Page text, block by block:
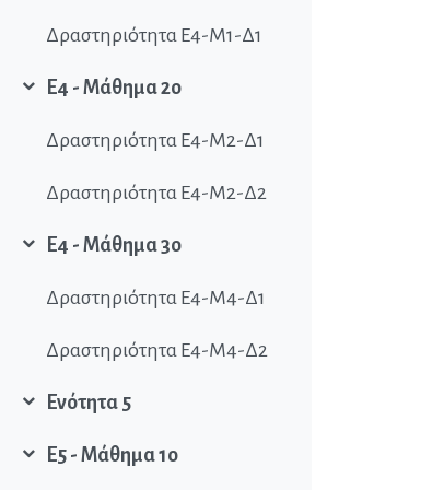
Δραστηριότητα Ε4-Μ1-Δ1
Collapse
Ε4 - Μάθημα 2ο
Δραστηριότητα Ε4-Μ2-Δ1
Δραστηριότητα Ε4-Μ2-Δ2
Collapse
Ε4 - Μάθημα 3ο
Δραστηριότητα Ε4-Μ4-Δ1
Δραστηριότητα Ε4-Μ4-Δ2
Collapse
Ενότητα 5
Collapse
Ε5 - Μάθημα 1ο